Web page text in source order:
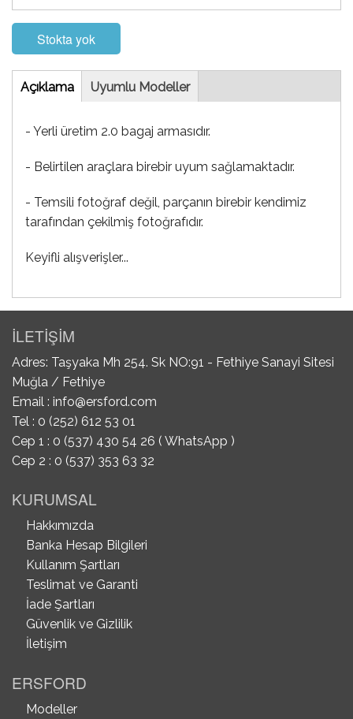
Stokta yok
Tab
Açıklama(etkinUyumlu Modeller
- Yerli üretim 2.0 bagaj armasıdır.
- Belirtilen araçlara birebir uyum sağlamaktadır.
- Temsili fotoğraf değil, parçanın birebir kendimiz
tarafından çekilmiş fotoğrafıdır.
Keyifli alışverişler...
İLETİŞİM
Adres: Taşyaka Mh 254. Sk NO:91 - Fethiye Sanayi Sitesi
Muğla / Fethiye
Email : info@ersford.com
Tel : 0 (252) 612 53 01
Cep 1 : 0 (537) 430 54 26 ( WhatsApp )
Cep 2 : 0 (537) 353 63 32
KURUMSAL
Hakkımızda
Banka Hesap Bilgileri
Kullanım Şartları
Teslimat ve Garanti
İade Şartları
Güvenlik ve Gizlilik
İletişim
ERSFORD
Modeller